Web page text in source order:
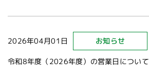
2026年04月01日 お知らせ
令和8年度（2026年度）の営業日について